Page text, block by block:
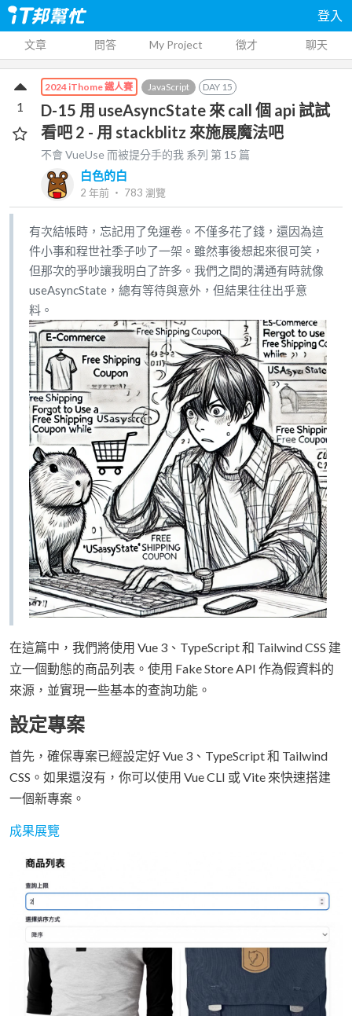
登入
文章 問答 My Project 徵才 聊天
2024 iThome 鐵人賽 JavaScript DAY 15
D-15 用 useAsyncState 來 call 個 api 試試
看吧 2 - 用 stackblitz 來施展魔法吧
不會 VueUse 而被提分手的我 系列 第 15 篇
白色的白
2 年前 ‧ 783 瀏覽
1
有次結帳時，忘記用了免運卷。不僅多花了錢，還因為這
件小事和程世社季子吵了一架。雖然事後想起來很可笑，
但那次的爭吵讓我明白了許多。我們之間的溝通有時就像
useAsyncState，總有等待與意外，但結果往往出乎意
料。
在這篇中，我們將使用 Vue 3、TypeScript 和 Tailwind CSS 建
立一個動態的商品列表。使用 Fake Store API 作為假資料的
來源，並實現一些基本的查詢功能。
設定專案
首先，確保專案已經設定好 Vue 3、TypeScript 和 Tailwind
CSS。如果還沒有，你可以使用 Vue CLI 或 Vite 來快速搭建
一個新專案。
成果展覽